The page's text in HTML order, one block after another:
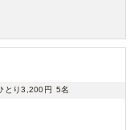
とり3,200円 5名